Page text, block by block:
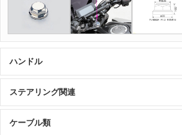
ハンドル
ステアリング関連
ケーブル類